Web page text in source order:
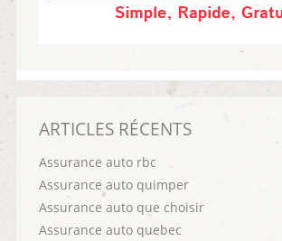
ARTICLES RÉCENTS
Assurance auto rbc
Assurance auto quimper
Assurance auto que choisir
Assurance auto quebec